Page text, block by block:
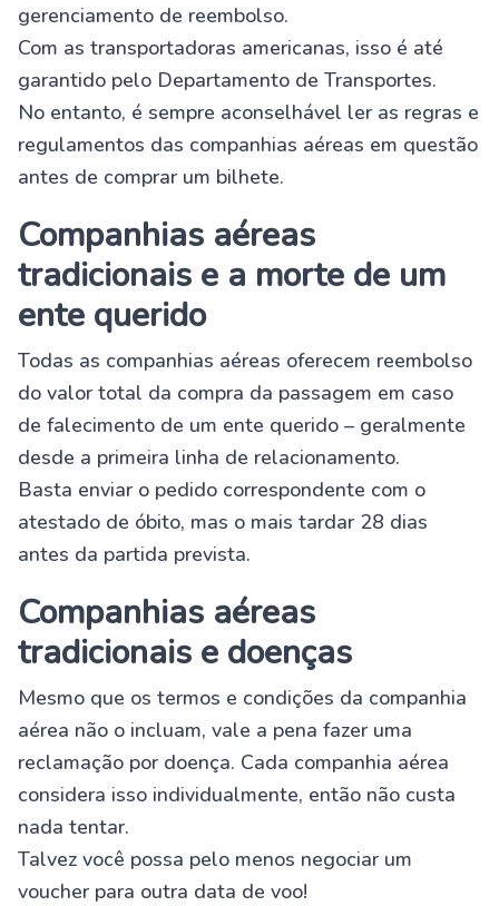
gerenciamento de reembolso.
Com as transportadoras americanas, isso é até
garantido pelo Departamento de Transportes.
No entanto, é sempre aconselhável ler as regras e
regulamentos das companhias aéreas em questão
antes de comprar um bilhete.
Companhias aéreas
tradicionais e a morte de um
ente querido
Todas as companhias aéreas oferecem reembolso
do valor total da compra da passagem em caso
de falecimento de um ente querido – geralmente
desde a primeira linha de relacionamento.
Basta enviar o pedido correspondente com o
atestado de óbito, mas o mais tardar 28 dias
antes da partida prevista.
Companhias aéreas
tradicionais e doenças
Mesmo que os termos e condições da companhia
aérea não o incluam, vale a pena fazer uma
reclamação por doença. Cada companhia aérea
considera isso individualmente, então não custa
nada tentar.
Talvez você possa pelo menos negociar um
voucher para outra data de voo!